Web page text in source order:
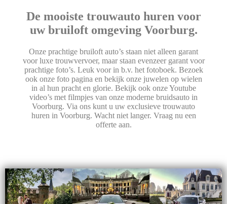
De mooiste trouwauto huren voor
uw bruiloft omgeving Voorburg.
Onze prachtige bruiloft auto’s staan niet alleen garant
voor luxe trouwvervoer, maar staan evenzeer garant voor
prachtige foto’s. Leuk voor in b.v. het fotoboek. Bezoek
ook onze foto pagina en bekijk onze juwelen op wielen
in al hun pracht en glorie. Bekijk ook onze Youtube
video’s met filmpjes van onze moderne bruidsauto in
Voorburg. Via ons kunt u uw exclusieve trouwauto
huren in Voorburg. Wacht niet langer. Vraag nu een
offerte aan.